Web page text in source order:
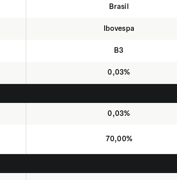
Brasil
Ibovespa
B3
0,03%
0,03%
70,00%